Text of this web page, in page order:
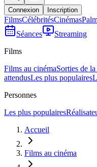
Connexion Inscription
FilmsCélébritésCinémas
Séances
Streaming
Films
Films au cinémaSorties de
attendusLes plus populaires
Personnes
Les plus populaires
Accueil
Films au cinéma